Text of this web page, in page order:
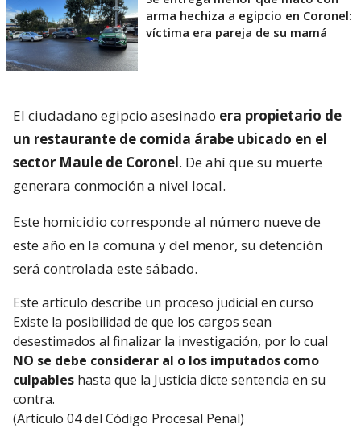
arma hechiza a egipcio en Coronel:
víctima era pareja de su mamá
El ciudadano egipcio asesinado era propietario de
un restaurante de comida árabe ubicado en el
sector Maule de Coronel. De ahí que su muerte
generara conmoción a nivel local.
Este homicidio corresponde al número nueve de
este año en la comuna y del menor, su detención
será controlada este sábado.
Este artículo describe un proceso judicial en curso
Existe la posibilidad de que los cargos sean
desestimados al finalizar la investigación, por lo cual
NO se debe considerar al o los imputados como
culpables hasta que la Justicia dicte sentencia en su
contra.
(Artículo 04 del Código Procesal Penal)